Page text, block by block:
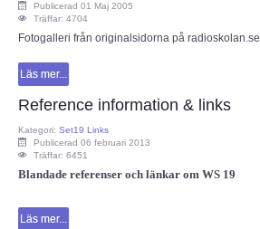
Publicerad 01 Maj 2005
Träffar: 4704
Fotogalleri från originalsidorna på radioskolan.se
Läs mer...
Reference information & links
Kategori: Set19 Links
Publicerad 06 februari 2013
Träffar: 6451
Blandade referenser och länkar om WS 19
Läs mer...